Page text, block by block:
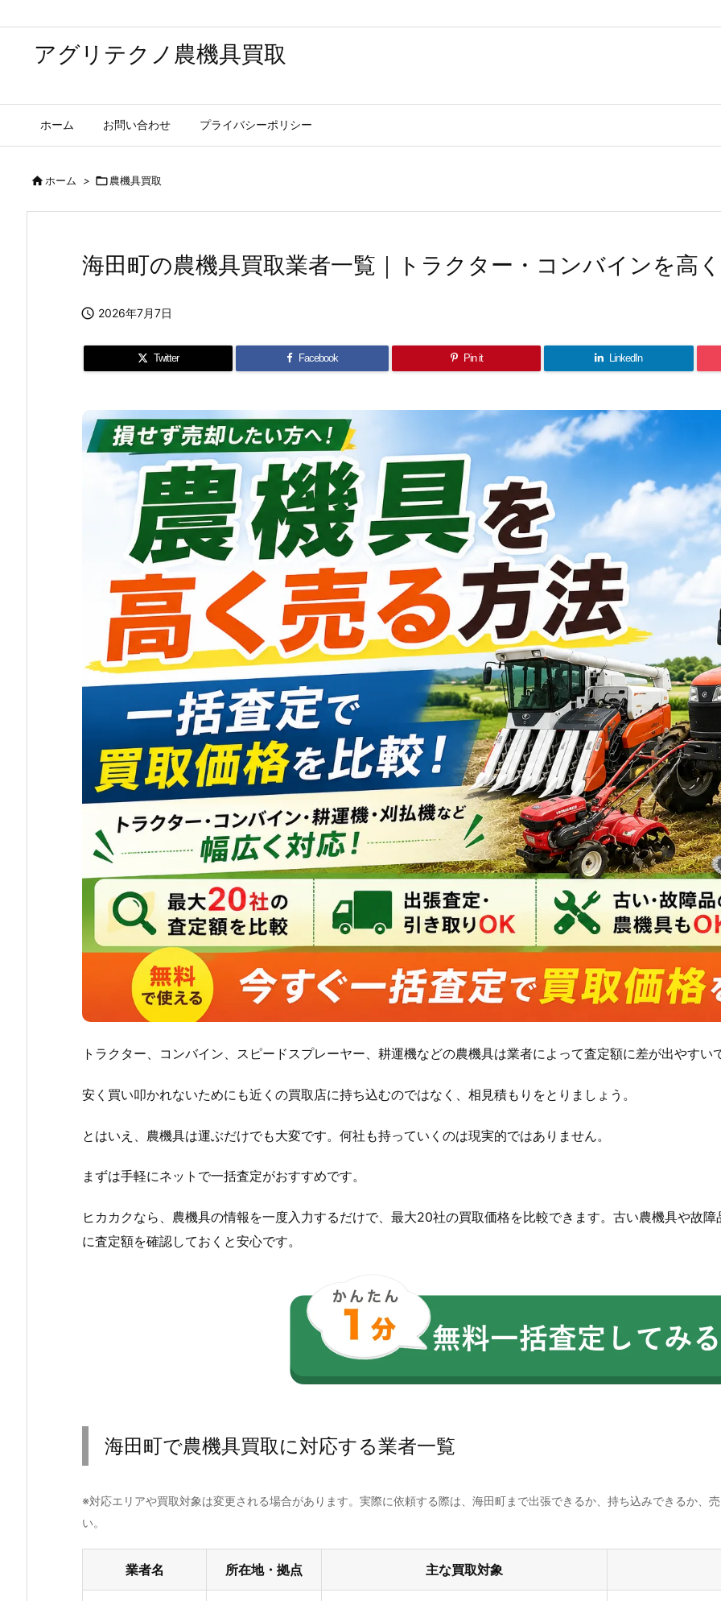
アグリテクノ農機具買取
ホーム お問い合わせ プライバシーポリシー
ホーム > 農機具買取
海田町の農機具買取業者一覧｜トラクター・コンバインを高
 2026年7月7日
Twitter Facebook Pin it LinkedIn
トラクター、コンバイン、スピードスプレーヤー、耕運機などの農機具は業者によって査定額に差が出やすい
安く買い叩かれないためにも近くの買取店に持ち込むのではなく、相見積もりをとりましょう。
とはいえ、農機具は運ぶだけでも大変です。何社も持っていくのは現実的ではありません。
まずは手軽にネットで一括査定がおすすめです。
ヒカカクなら、農機具の情報を一度入力するだけで、最大20社の買取価格を比較できます。古い農機具や故
に査定額を確認しておくと安心です。
海田町で農機具買取に対応する業者一覧
※対応エリアや買取対象は変更される場合があります。実際に依頼する際は、海田町まで出張できるか、持ち込みできるか、
い。
業者名 所在地・拠点 主な買取対象